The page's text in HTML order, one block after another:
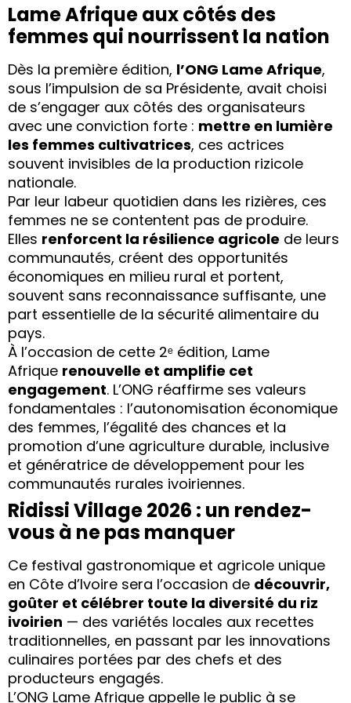
Lame Afrique aux côtés des
femmes qui nourrissent la nation
Dès la première édition, l’ONG Lame Afrique,
sous l’impulsion de sa Présidente, avait choisi
de s’engager aux côtés des organisateurs
avec une conviction forte : mettre en lumière
les femmes cultivatrices, ces actrices
souvent invisibles de la production rizicole
nationale.
Par leur labeur quotidien dans les rizières, ces
femmes ne se contentent pas de produire.
Elles renforcent la résilience agricole de leurs
communautés, créent des opportunités
économiques en milieu rural et portent,
souvent sans reconnaissance suffisante, une
part essentielle de la sécurité alimentaire du
pays.
À l’occasion de cette 2ᵉ édition, Lame
Afrique renouvelle et amplifie cet
engagement. L’ONG réaffirme ses valeurs
fondamentales : l’autonomisation économique
des femmes, l’égalité des chances et la
promotion d’une agriculture durable, inclusive
et génératrice de développement pour les
communautés rurales ivoiriennes.
Ridissi Village 2026 : un rendez-
vous à ne pas manquer
Ce festival gastronomique et agricole unique
en Côte d’Ivoire sera l’occasion de découvrir,
goûter et célébrer toute la diversité du riz
ivoirien — des variétés locales aux recettes
traditionnelles, en passant par les innovations
culinaires portées par des chefs et des
producteurs engagés.
L’ONG Lame Afrique appelle le public à se